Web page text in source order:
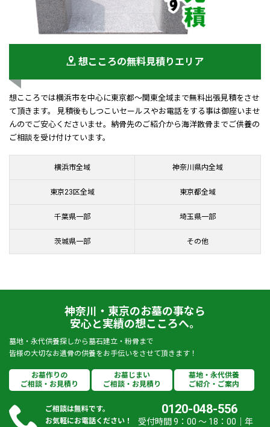
想こころの無料見積りエリア
想こころでは横浜市を中心に東京都～関東全域まで無料出張見積をさせ
て頂きます。 見積後もしつこいセールスやお電話をする事は御座いませ
んのでご安心くださいませ。納骨先のご紹介から海洋散骨までご供養の
ご相談を受け付けています。
横浜市全域 神奈川県内全域
東京23区全域 東京都全域
千葉県一部 埼玉県一部
茨城県一部 その他
神奈川・東京のお墓の事なら
安心と実績の想こころへ。
墓地・永代供養探しから墓石建立・粉骨まで
皆様の大切なお遺骨の供養をお手伝いをさせて頂きます！
お墓作りの
ご相談・お見積り
お墓じまい
ご相談・お見積り
墓地・永代供養
ご紹介・ご案内
ご相談は無料です。
お気軽にお電話ください！
0120-048-556
受付時間 9：00 ～ 18：00｜年